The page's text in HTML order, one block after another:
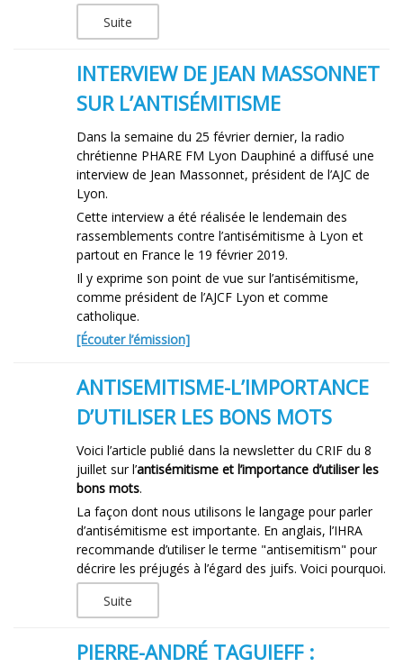
Suite
INTERVIEW DE JEAN MASSONNET
SUR L’ANTISÉMITISME
Dans la semaine du 25 février dernier, la radio
chrétienne PHARE FM Lyon Dauphiné a diffusé une
interview de Jean Massonnet, président de l’AJC de
Lyon.
Cette interview a été réalisée le lendemain des
rassemblements contre l’antisémitisme à Lyon et
partout en France le 19 février 2019.
Il y exprime son point de vue sur l’antisémitisme,
comme président de l’AJCF Lyon et comme
catholique.
[Écouter l’émission]
ANTISEMITISME-L’IMPORTANCE
D’UTILISER LES BONS MOTS
Voici l’article publié dans la newsletter du CRIF du 8
juillet sur l’antisémitisme et l’importance d’utiliser les
bons mots.
La façon dont nous utilisons le langage pour parler
d’antisémitisme est importante. En anglais, l’IHRA
recommande d’utiliser le terme "antisemitism" pour
décrire les préjugés à l’égard des juifs. Voici pourquoi.
Suite
PIERRE-ANDRÉ TAGUIEFF :